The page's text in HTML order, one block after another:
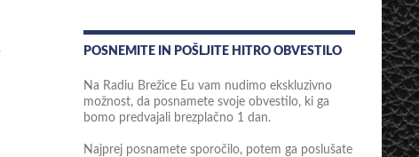
POSNEMITE IN POŠLJITE HITRO OBVESTILO
Na Radiu Brežice Eu vam nudimo ekskluzivno
možnost, da posnamete svoje obvestilo, ki ga
bomo predvajali brezplačno 1 dan.
Najprej posnamete sporočilo, potem ga poslušate